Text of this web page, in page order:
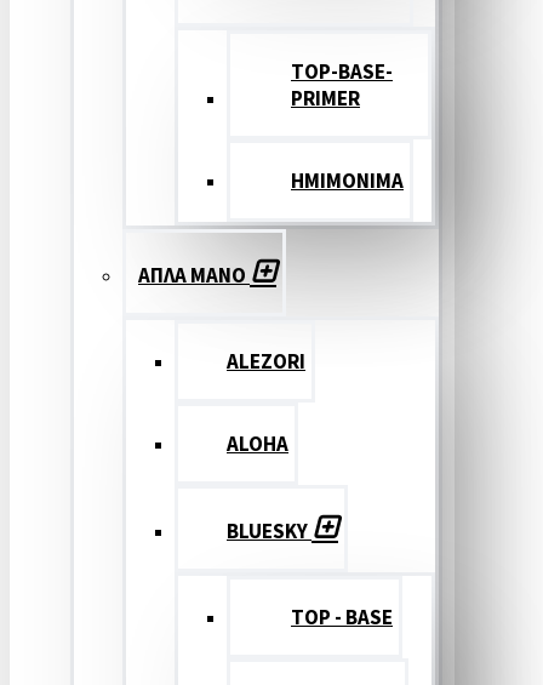
TOP-BASE-
PRIMER
ΗΜΙΜΟΝΙΜΑ
ΑΠΛΑ ΜΑΝΟ
ALEZORI
ALOHA
BLUESKY
TOP - BASE